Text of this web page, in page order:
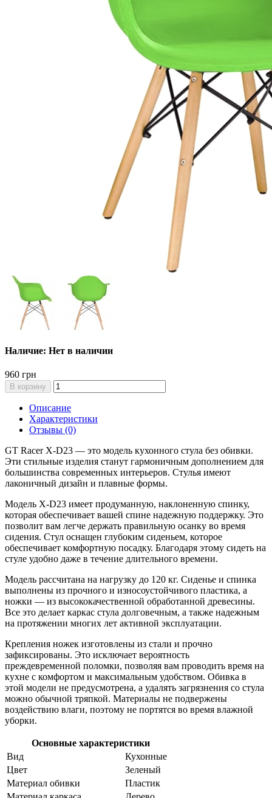
Наличие: Нет в наличии
960 грн
В корзину
Описание
Характеристики
Отзывы (0)
GT Racer X-D23 — это модель кухонного стула без обивки.
Эти стильные изделия станут гармоничным дополнением для
большинства современных интерьеров. Стулья имеют
лаконичный дизайн и плавные формы.
Модель X-D23 имеет продуманную, наклоненную спинку,
которая обеспечивает вашей спине надежную поддержку. Это
позволит вам легче держать правильную осанку во время
сидения. Стул оснащен глубоким сиденьем, которое
обеспечивает комфортную посадку. Благодаря этому сидеть на
стуле удобно даже в течение длительного времени.
Модель рассчитана на нагрузку до 120 кг. Сиденье и спинка
выполнены из прочного и износоустойчивого пластика, а
ножки — из высококачественной обработанной древесины.
Все это делает каркас стула долговечным, а также надежным
на протяжении многих лет активной эксплуатации.
Крепления ножек изготовлены из стали и прочно
зафиксированы. Это исключает вероятность
преждевременной поломки, позволяя вам проводить время на
кухне с комфортом и максимальным удобством. Обивка в
этой модели не предусмотрена, а удалять загрязнения со стула
можно обычной тряпкой. Материалы не подвержены
воздействию влаги, поэтому не портятся во время влажной
уборки.
Основные характеристики
Вид
Кухонные
Цвет
Зеленый
Материал обивки
Пластик